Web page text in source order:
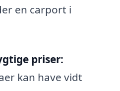
en carport i
priser:
kan have vidt